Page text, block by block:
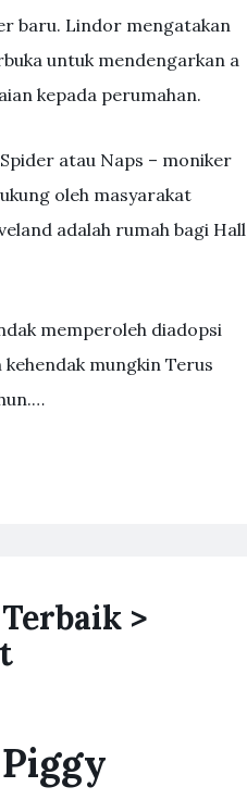
baru. Lindor mengatakan
untuk mendengarkan a
kepada perumahan.
atau Naps – moniker
oleh masyarakat
adalah rumah bagi Hall
memperoleh diadopsi
mungkin Terus
>